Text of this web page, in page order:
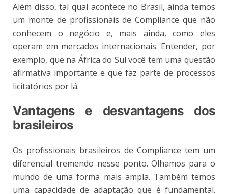
Além disso, tal qual acontece no Brasil, ainda temos
um monte de profissionais de Compliance que não
conhecem o negócio e, mais ainda, como eles
operam em mercados internacionais. Entender, por
exemplo, que na África do Sul você tem uma questão
afirmativa importante e que faz parte de processos
licitatórios por lá.
Vantagens e desvantagens dos
brasileiros
Os profissionais brasileiros de Compliance tem um
diferencial tremendo nesse ponto. Olhamos para o
mundo de uma forma mais ampla. Também temos
uma capacidade de adaptação que é fundamental.